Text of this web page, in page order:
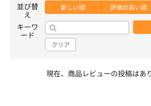
並び替
え
新しい順 評価の高い順
キーワ
ード
クリア
現在、商品レビューの投稿はあ